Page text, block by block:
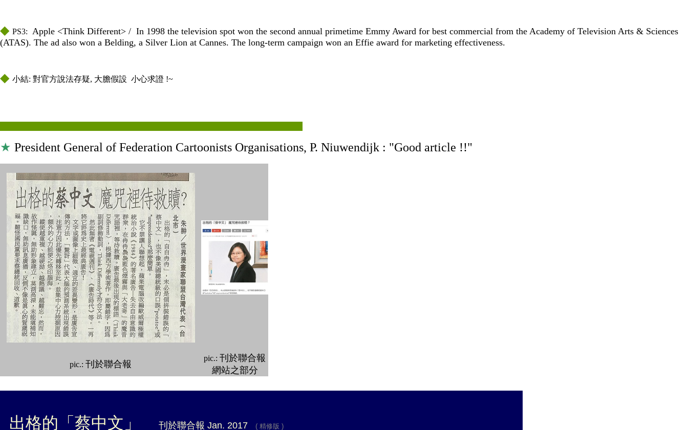
◆ PS3: Apple <Think Different> / In 1998 the television spot won the second annual primetime Emmy Award for best commercial from the Academy of Television Arts & Sciences
(ATAS). The ad also won a Belding, a Silver Lion at Cannes. The long-term campaign won an Effie award for marketing effectiveness.
◆ 小結: 對官方說法存疑, 大膽假設 小心求證 !~
★ President General of Federation Cartoonists Organisations, P. Niuwendijk : "Good article !!"
pic.: 刊於聯合報
pic.: 刊於聯合報
網站之部分
出格的「蔡中文」 刊於聯合報 Jan. 2017 ( 精修版 )